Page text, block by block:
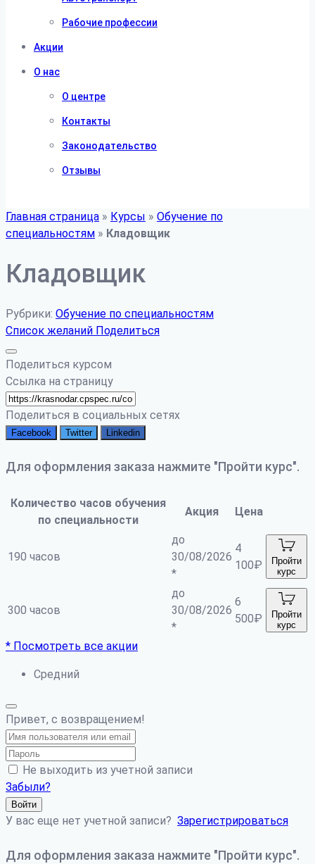
Рабочие профессии
Акции
О нас
О центре
Контакты
Законодательство
Отзывы
Главная страница » Курсы » Обучение по
специальностям » Кладовщик
Кладовщик
Рубрики: Обучение по специальностям
Список желаний Поделиться
Поделиться курсом
Ссылка на страницу
Поделиться в социальных сетях
Facebook Twitter Linkedin
Для оформления заказа нажмите "Пройти курс".
Количество часов обучения
по специальности
Акция Цена
190 часов
до
30/08/2026
*
4
100₽
Пройти
курс
300 часов
до
30/08/2026
*
6
500₽
Пройти
курс
* Посмотреть все акции
Средний
Привет, с возвращением!
Не выходить из учетной записи
Забыли?
Войти
У вас еще нет учетной записи? Зарегистрироваться
Для оформления заказа нажмите "Пройти курс".